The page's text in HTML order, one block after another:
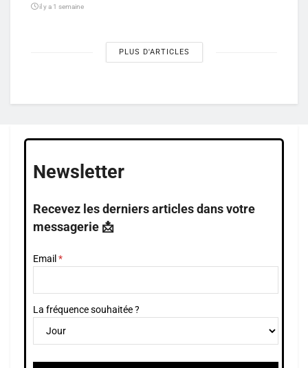
il y a 1 semaine
PLUS D'ARTICLES
Newsletter
Recevez les derniers articles dans votre
messagerie 📩
Email
La fréquence souhaitée ?